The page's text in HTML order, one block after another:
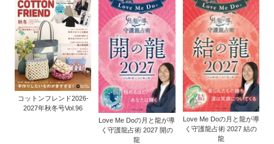
コットンフレンド2026-
2027年秋冬号Vol.96
Love Me Doの月と龍が導
く守護龍占術 2027 開の
龍
Love Me Doの月と龍が導
く守護龍占術 2027 結の
龍